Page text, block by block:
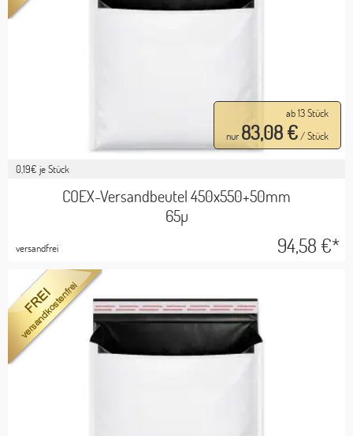
0,19€ je Stück
ab 13 Stück
nur 83,08 €/ Stück
COEX-Versandbeutel 450x550+50mm
65µ
versandfrei 94,58 €*